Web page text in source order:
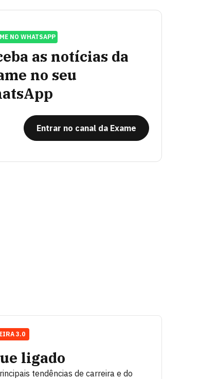
NO WHATSAPP
as notícias da
no seu
Entrar no canal da Exame
ligado
tendências de carreira e do
3.0